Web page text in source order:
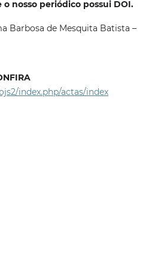
nosso periódico possui DOI.
Barbosa de Mesquita Batista –
index.php/actas/index